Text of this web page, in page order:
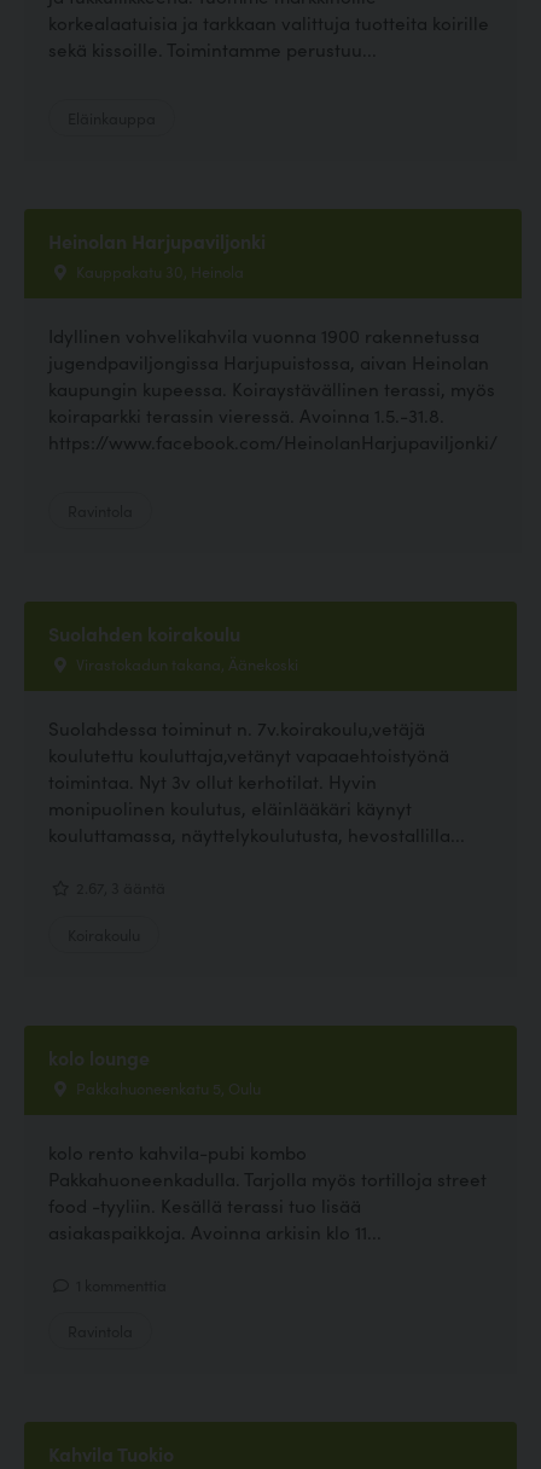
korkealaatuisia ja tarkkaan valittuja tuotteita koirille
sekä kissoille. Toimintamme perustuu...
Heinolan Harjupaviljonki
Kauppakatu 30, Heinola
Idyllinen vohvelikahvila vuonna 1900 rakennetussa
jugendpaviljongissa Harjupuistossa, aivan Heinolan
kaupungin kupeessa. Koiraystävällinen terassi, myös
koiraparkki terassin vieressä. Avoinna 1.5.-31.8.
https://www.facebook.com/HeinolanHarjupaviljonki/
Suolahden koirakoulu
Virastokadun takana, Äänekoski
Suolahdessa toiminut n. 7v.koirakoulu,vetäjä
koulutettu kouluttaja,vetänyt vapaaehtoistyönä
toimintaa. Nyt 3v ollut kerhotilat. Hyvin
monipuolinen koulutus, eläinlääkäri käynyt
kouluttamassa, näyttelykoulutusta, hevostallilla...
kolo lounge
Pakkahuoneenkatu 5, Oulu
kolo rento kahvila-pubi kombo
Pakkahuoneenkadulla. Tarjolla myös tortilloja street
food -tyyliin. Kesällä terassi tuo lisää
asiakaspaikkoja. Avoinna arkisin klo 11...
Kahvila Tuokio